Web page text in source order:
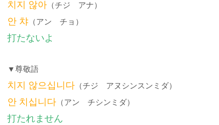
치지 않아 （チジ アナ）
안 챠 （アン チョ）
打たないよ
▼尊敬語
치지 않으십니다 （チジ アヌシンスンミダ）
안 치십니다 （アン チシンミダ）
打たれません